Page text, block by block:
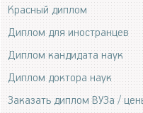
Красный диплом
Диплом для иностранцев
Диплом кандидата наук
Диплом доктора наук
Заказать диплом ВУЗа /